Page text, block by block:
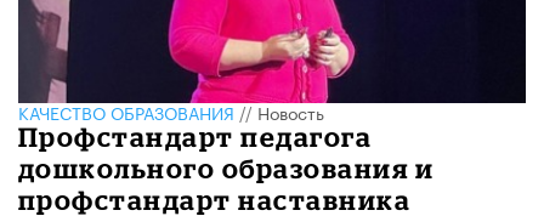
КАЧЕСТВО ОБРАЗОВАНИЯ//Новость
Профстандарт педагога
дошкольного образования и
профстандарт наставника